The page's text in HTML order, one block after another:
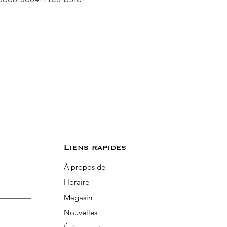
Liens rapides
À propos de
Horaire
Magasin
Nouvelles